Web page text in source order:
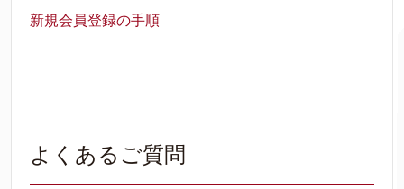
新規会員登録の手順
よくあるご質問